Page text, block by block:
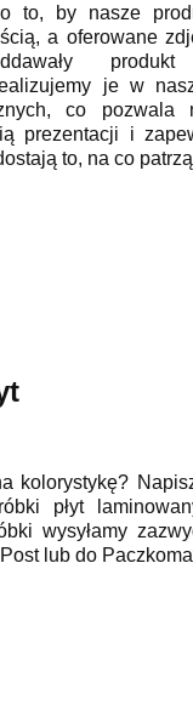
to, by nasze
a oferowane
je w
co pozwala
prezentacji i
to, na co
kolorystykę?
płyt
wysyłamy
lub do